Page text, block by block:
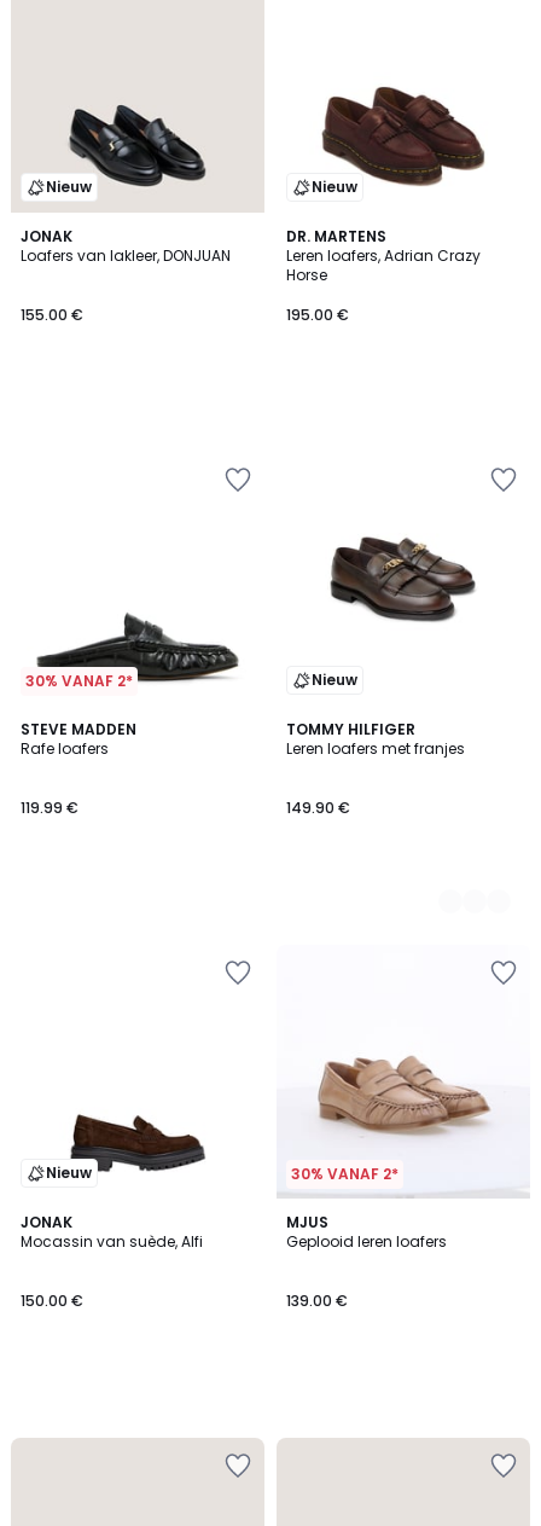
Nieuw
JONAK
Loafers van lakleer, DONJUAN
155.00 €
Nieuw
DR. MARTENS
Leren loafers, Adrian Crazy
Horse
195.00 €
30% VANAF 2*
STEVE MADDEN
Rafe loafers
119.99 €
Nieuw
TOMMY HILFIGER
Leren loafers met franjes
149.90 €
2
Kleuren
Nieuw
JONAK
Mocassin van suède, Alfi
150.00 €
30% VANAF 2*
MJUS
Geplooid leren loafers
139.00 €